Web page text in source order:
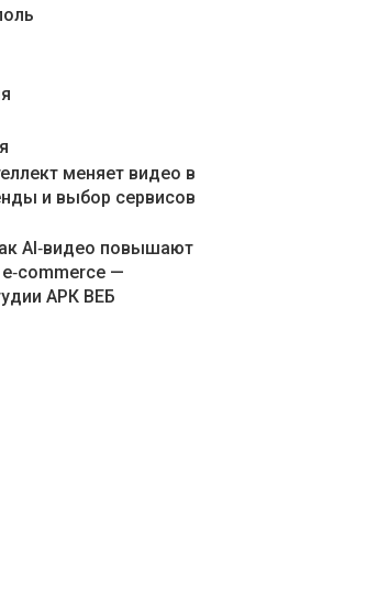
меняет видео в
и выбор сервисов
AI‑видео повышают
—
АРК ВЕБ